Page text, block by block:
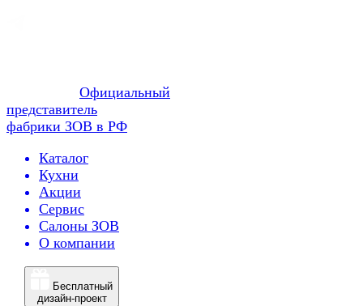
Официальный
представитель
фабрики ЗОВ в РФ
Каталог
Кухни
Акции
Сервис
Салоны ЗОВ
О компании
Бесплатный
дизайн-проект